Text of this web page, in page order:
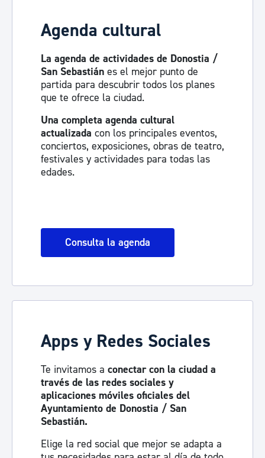
Agenda cultural
La agenda de actividades de Donostia /
San Sebastián es el mejor punto de
partida para descubrir todos los planes
que te ofrece la ciudad.
Una completa agenda cultural
actualizada con los principales eventos,
conciertos, exposiciones, obras de teatro,
festivales y actividades para todas las
edades.
Consulta la agenda
Apps y Redes Sociales
Te invitamos a conectar con la ciudad a
través de las redes sociales y
aplicaciones móviles oficiales del
Ayuntamiento de Donostia / San
Sebastián.
Elige la red social que mejor se adapta a